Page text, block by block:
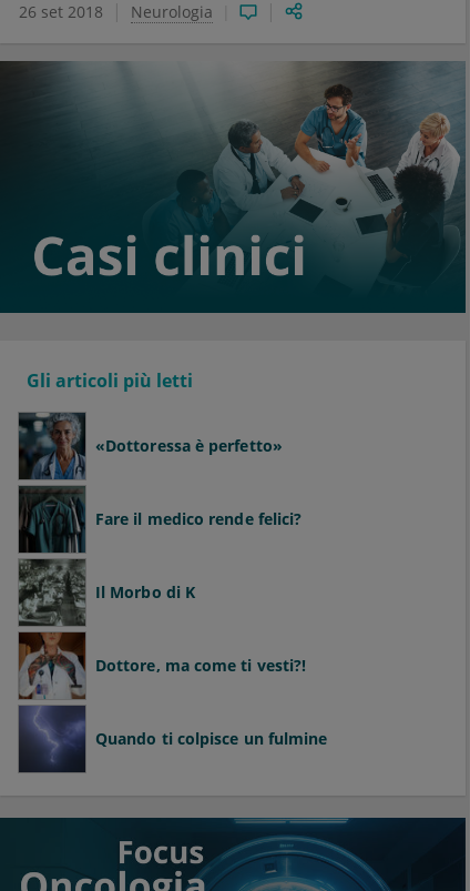
26 set 2018 Neurologia
Gli articoli più letti
«Dottoressa è perfetto»
Fare il medico rende felici?
Il Morbo di K
Dottore, ma come ti vesti?!
Quando ti colpisce un fulmine